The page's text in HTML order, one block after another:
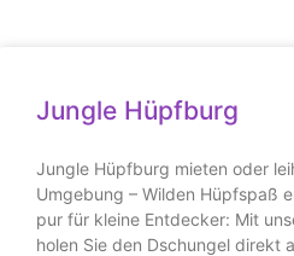
Jungle Hüpfburg
Jungle Hüpfburg mieten oder
Umgebung – Wilden Hüpfspaß
pur für kleine Entdecker: Mit
holen Sie den Dschungel direkt